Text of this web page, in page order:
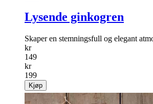
Lysende ginkogren
Skaper en stemningsfull og elegant
kr
149
kr
199
Kjøp